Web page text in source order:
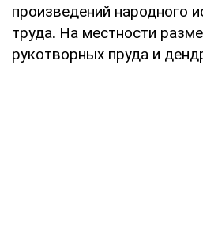
произведений народного
труда. На местности
рукотворных пруда и